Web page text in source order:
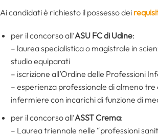
Ai candidati è richiesto il possesso dei
per il concorso all’ASU FC di Udine:
– laurea specialistica o magistrale in
studio equiparati
– iscrizione all’Ordine delle Professioni
– esperienza professionale di almeno
infermiere con incarichi di funzione di
per il concorso all’ASST Crema:
– Laurea triennale nelle “professioni